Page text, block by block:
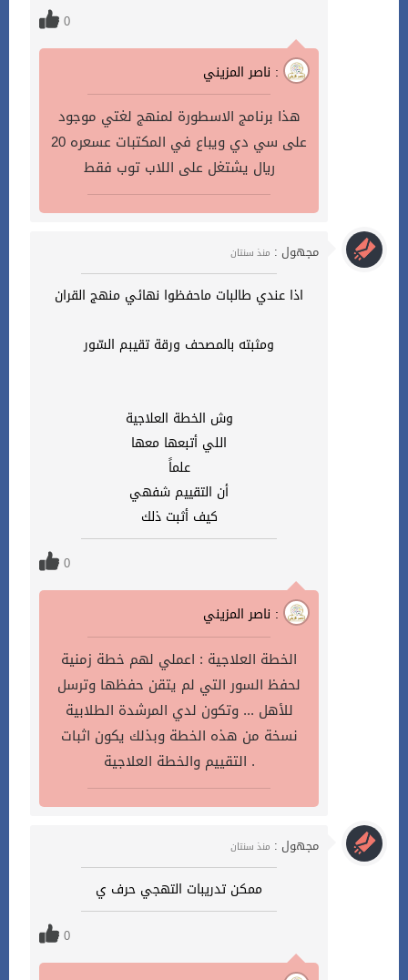
0
ناصر المزيني :
هذا برنامج الاسطورة لمنهج لغتي موجود
على سي دي ويباع في المكتبات عسعره 20
ريال يشتغل على اللاب توب فقط
مجهول : منذ سنتان
اذا عندي طالبات ماحفظوا نهائي منهج القران
ومثبته بالمصحف ورقة تقيبم السّور
وش الخطة العلاجية
اللي أتبعها معها
علماً
أن التقييم شفهي
كيف أثبت ذلك
0
ناصر المزيني :
الخطة العلاجية : اعملي لهم خطة زمنية
لحفظ السور التي لم يتقن حفظها وترسل
للأهل ... وتكون لدي المرشدة الطلابية
نسخة من هذه الخطة وبذلك يكون اثبات
التقييم والخطة العلاجية .
مجهول : منذ سنتان
ممكن تدريبات التهجي حرف ي
0